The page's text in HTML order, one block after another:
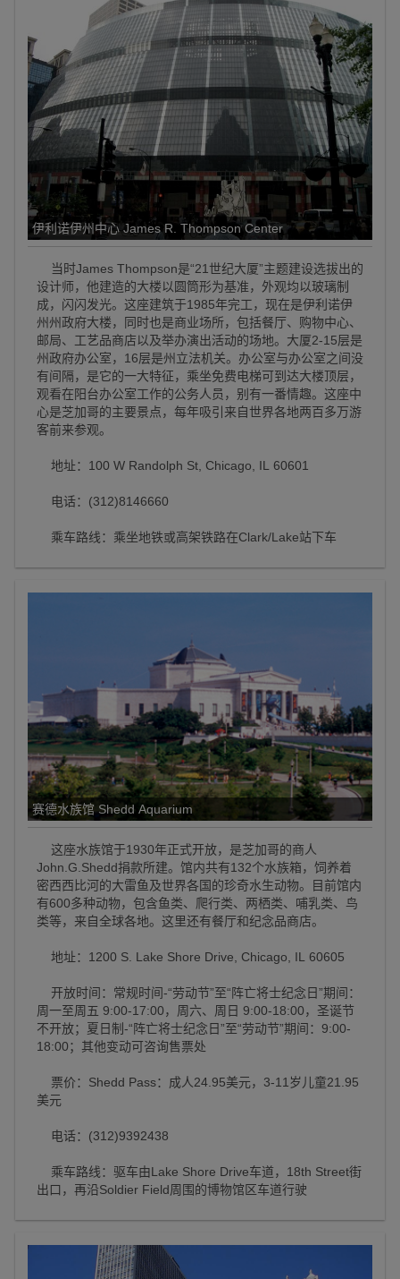
伊利诺伊州中心 James R. Thompson Center
当时James Thompson是“21世纪大厦”主题建设选拔出的
设计师，他建造的大楼以圆筒形为基准，外观均以玻璃制
成，闪闪发光。这座建筑于1985年完工，现在是伊利诺伊
州州政府大楼，同时也是商业场所，包括餐厅、购物中心、
邮局、工艺品商店以及举办演出活动的场地。大厦2-15层是
州政府办公室，16层是州立法机关。办公室与办公室之间没
有间隔，是它的一大特征，乘坐免费电梯可到达大楼顶层，
观看在阳台办公室工作的公务人员，别有一番情趣。这座中
心是芝加哥的主要景点，每年吸引来自世界各地两百多万游
客前来参观。
地址：100 W Randolph St, Chicago, IL 60601
电话：(312)8146660
乘车路线：乘坐地铁或高架铁路在Clark/Lake站下车
赛德水族馆 Shedd Aquarium
这座水族馆于1930年正式开放，是芝加哥的商人
John.G.Shedd捐款所建。馆内共有132个水族箱，饲养着
密西西比河的大雷鱼及世界各国的珍奇水生动物。目前馆内
有600多种动物，包含鱼类、爬行类、两栖类、哺乳类、鸟
类等，来自全球各地。这里还有餐厅和纪念品商店。
地址：1200 S. Lake Shore Drive, Chicago, IL 60605
开放时间：常规时间-“劳动节”至“阵亡将士纪念日”期间：
周一至周五 9:00-17:00，周六、周日 9:00-18:00，圣诞节
不开放；夏日制-“阵亡将士纪念日”至“劳动节”期间：9:00-
18:00；其他变动可咨询售票处
票价：Shedd Pass：成人24.95美元，3-11岁儿童21.95
美元
电话：(312)9392438
乘车路线：驱车由Lake Shore Drive车道，18th Street街
出口，再沿Soldier Field周围的博物馆区车道行驶